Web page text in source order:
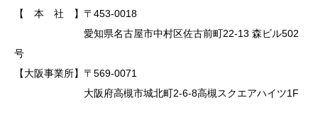
【　本　社　】〒453-0018
愛知県名古屋市中村区佐古前町22-13 森ビル502
号
【大阪事業所】〒569-0071
大阪府高槻市城北町2-6-8高槻スクエアハイツ1F